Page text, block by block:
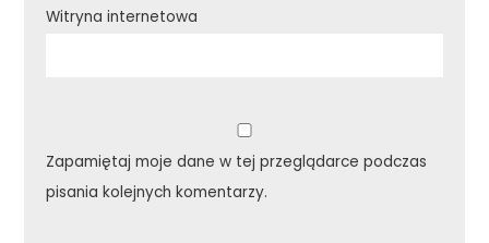
Witryna internetowa
Zapamiętaj moje dane w tej przeglądarce podczas
pisania kolejnych komentarzy.